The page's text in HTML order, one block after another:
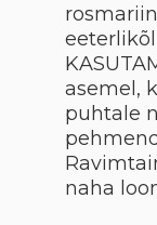
asemel,
puhtale
naha